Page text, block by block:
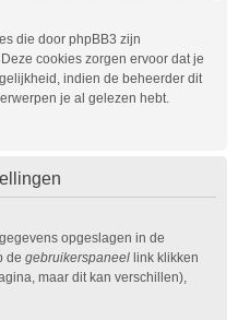
die door phpBB3 zijn
cookies zorgen ervoor dat je
indien de beheerder dit
je al gelezen hebt.
opgeslagen in de
de gebruikerspaneel link klikken
maar dit kan verschillen),